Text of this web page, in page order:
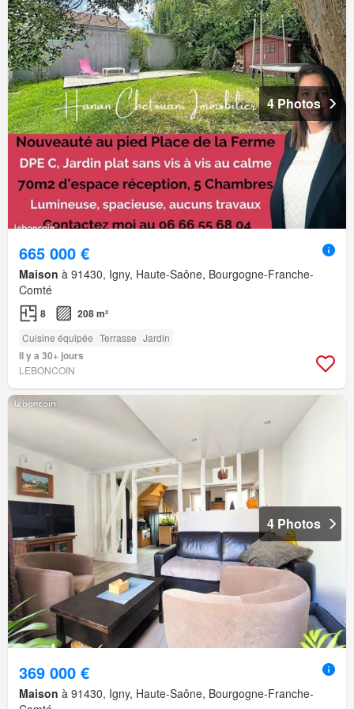
4 Photos
665 000 €
Maison à 91430, Igny, Haute-Saône, Bourgogne-Franche-
Comté
8 208 m²
Cuisine équipée Terrasse Jardin
Il y a 30+ jours
LEBONCOIN
4 Photos
369 000 €
Maison à 91430, Igny, Haute-Saône, Bourgogne-Franche-